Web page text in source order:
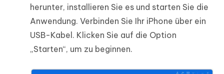
herunter, installieren Sie es und starten Sie die
Anwendung. Verbinden Sie Ihr iPhone über ein
USB-Kabel. Klicken Sie auf die Option
„Starten“, um zu beginnen.